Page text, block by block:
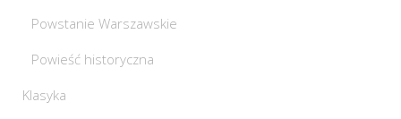
Powstanie Warszawskie
Powieść historyczna
Klasyka